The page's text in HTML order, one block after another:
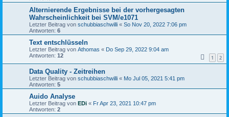
Alternierende Ergebnisse bei der vorhergesagten
Wahrscheinlichkeit bei SVM/e1071
Letzter Beitrag von schubbiaschwilli « So Nov 20, 2022 7:06 pm
Antworten: 6
Text entschlüsseln
Letzter Beitrag von Athomas « Do Sep 29, 2022 9:04 am
Antworten: 12 1 2
Data Quality - Zeitreihen
Letzter Beitrag von schubbiaschwilli « Mo Jul 05, 2021 5:41 pm
Antworten: 5
Auido Analyse
Letzter Beitrag von EDi « Fr Apr 23, 2021 10:47 pm
Antworten: 2